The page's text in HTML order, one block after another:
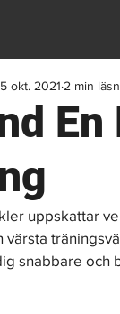
okt. 2021 2 min
uppskattar
värsta
snabbare och